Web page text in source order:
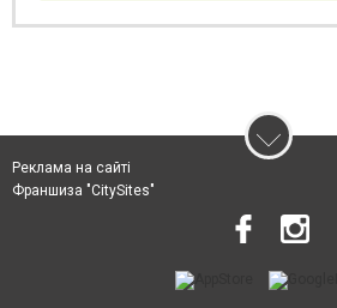
Реклама на сайті
Франшиза "CitySites"